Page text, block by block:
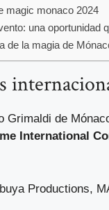
magic monaco 2024
una oportunidad
de la magia de
Grimaldi de
International
Productions,